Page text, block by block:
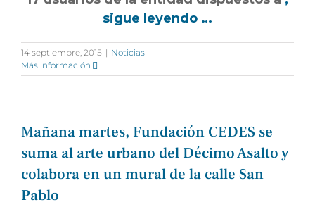
sigue leyendo …
14 septiembre, 2015 | Noticias
Más información
Mañana martes, Fundación CEDES se
suma al arte urbano del Décimo Asalto y
colabora en un mural de la calle San
Pablo